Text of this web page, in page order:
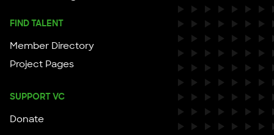
FIND TALENT
Member Directory
Project Pages
SUPPORT VC
Donate